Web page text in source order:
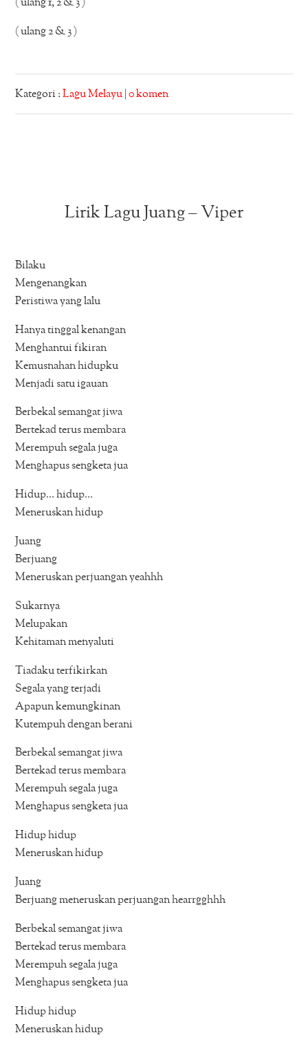
( ulang 1, 2 & 3 )
( ulang 2 & 3 )
Kategori :Lagu Melayu |0 komen
Lirik Lagu Juang – Viper
Bilaku
Mengenangkan
Peristiwa yang lalu
Hanya tinggal kenangan
Menghantui fikiran
Kemusnahan hidupku
Menjadi satu igauan
Berbekal semangat jiwa
Bertekad terus membara
Merempuh segala juga
Menghapus sengketa jua
Hidup… hidup…
Meneruskan hidup
Juang
Berjuang
Meneruskan perjuangan yeahhh
Sukarnya
Melupakan
Kehitaman menyaluti
Tiadaku terfikirkan
Segala yang terjadi
Apapun kemungkinan
Kutempuh dengan berani
Berbekal semangat jiwa
Bertekad terus membara
Merempuh segala juga
Menghapus sengketa jua
Hidup hidup
Meneruskan hidup
Juang
Berjuang meneruskan perjuangan hearrgghhh
Berbekal semangat jiwa
Bertekad terus membara
Merempuh segala juga
Menghapus sengketa jua
Hidup hidup
Meneruskan hidup